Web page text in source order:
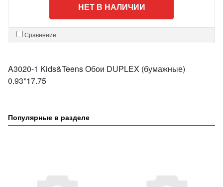
НЕТ В НАЛИЧИИ
Сравнение
A3020-1 Kids&Teens Обои DUPLEX (бумажные)
0.93*17.75
Популярные в разделе